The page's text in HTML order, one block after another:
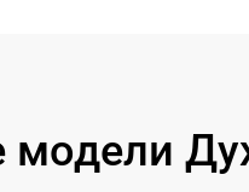
модели